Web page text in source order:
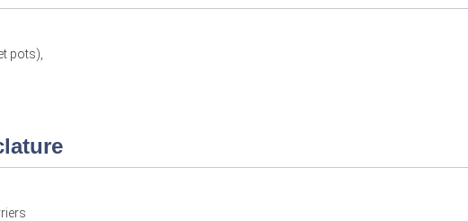
pots),